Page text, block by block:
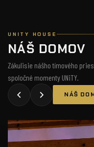
UNITY HOUSE
NÁŠ DOMOV
Zákulisie nášho tímového
spoločné momenty UNiTY.
NÁŠ